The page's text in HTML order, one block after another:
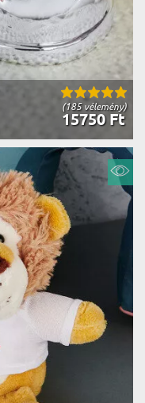
(185 vélemény)
15750 Ft